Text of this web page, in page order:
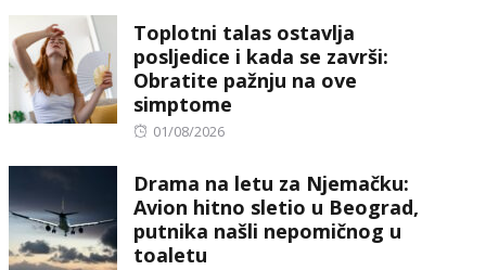
Toplotni talas ostavlja
posljedice i kada se završi:
Obratite pažnju na ove
simptome
Posted
01/08/2026
Drama na letu za Njemačku:
Avion hitno sletio u Beograd,
putnika našli nepomičnog u
toaletu